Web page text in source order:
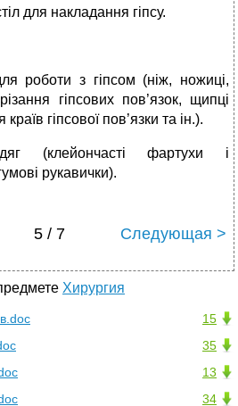
для накладання гіпсу.
роботи з гіпсом (ніж, ножиці,
гіпсових пов’язок, щипці
гіпсової пов’язки та ін.).
(клейончасті фартухи і
рукавички).
5 / 7 Следующая >
Хирургия
15
35
13
34